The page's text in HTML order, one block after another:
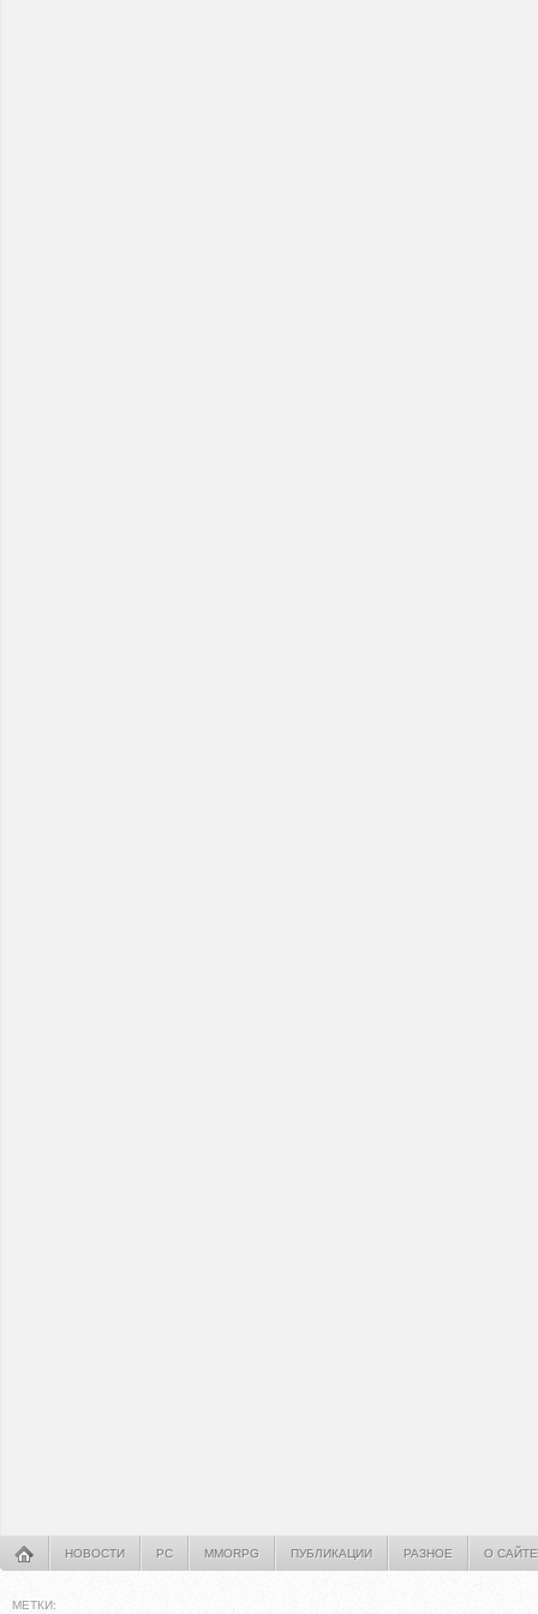
НОВОСТИ PC MMORPG ПУБЛИКАЦИИ РАЗНОЕ О САЙТЕ
МЕТКИ: